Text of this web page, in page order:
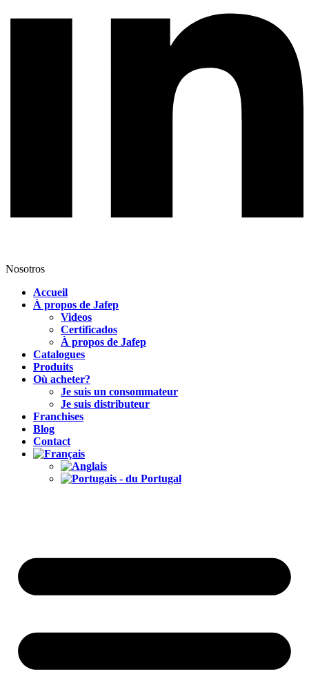
Nosotros
Accueil
À propos de Jafep
Videos
Certificados
À propos de Jafep
Catalogues
Produits
Où acheter?
Je suis un consommateur
Je suis distributeur
Franchises
Blog
Contact